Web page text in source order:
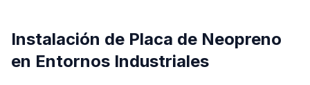
Instalación de Placa de Neopreno
en Entornos Industriales